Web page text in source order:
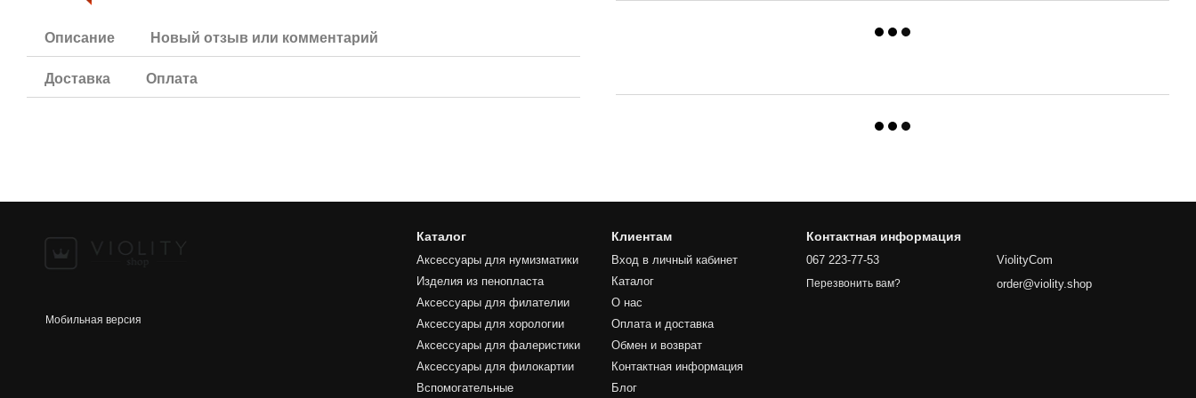
Описание Новый отзыв или комментарий
Доставка Оплата
Мобильная версия
Каталог
Аксессуары для нумизматики
Изделия из пенопласта
Аксессуары для филателии
Аксессуары для хорологии
Аксессуары для фалеристики
Аксессуары для филокартии
Вспомогательные
Клиентам
Вход в личный кабинет
Каталог
О нас
Оплата и доставка
Обмен и возврат
Контактная информация
Блог
Контактная информация
067 223-77-53
Перезвонить вам?
ViolityCom
order@violity.shop